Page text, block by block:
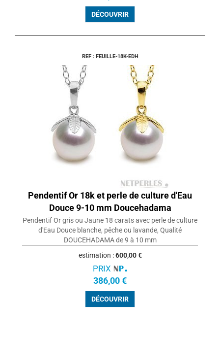
DÉCOUVRIR
REF : FEUILLE-18K-EDH
Pendentif Or 18k et perle de culture d'Eau
Douce 9-10 mm Doucehadama
Pendentif Or gris ou Jaune 18 carats avec perle de culture
d'Eau Douce blanche, pêche ou lavande, Qualité
DOUCEHADAMA de 9 à 10 mm
estimation :600,00 €
PRIX
386,00 €
DÉCOUVRIR